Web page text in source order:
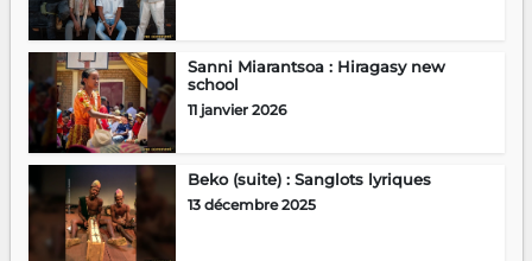
Sanni Miarantsoa : Hiragasy new
school
11 janvier 2026
Beko (suite) : Sanglots lyriques
13 décembre 2025